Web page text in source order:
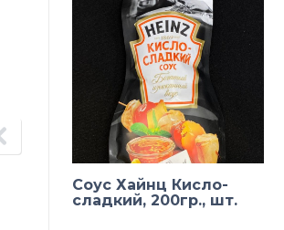
Соус Хайнц Кисло-
сладкий, 200гр., шт.